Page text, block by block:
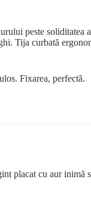
peste soliditatea
Tija curbată
Fixarea, perfectă.
placat cu aur